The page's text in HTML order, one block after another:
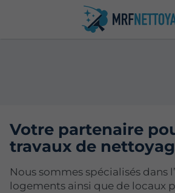
Votre partenaire
travaux de
Nous sommes spécialisés dans
logements ainsi que de locaux